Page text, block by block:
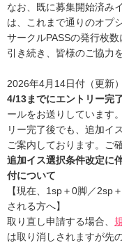
なお、既に募集開始済み
は、これまで通りのオプ
サークルPASSの発行枚
引き続き、皆様のご協力
2026年4月14日付（更新）
4/13までにエントリー完
ールをお送りしています
リー完了後でも、追加イ
ご案内しております。ご
追加イス選択条件改定に
付について
【現在、1sp＋0脚／2sp
される方へ】
取り直し申請する場合、
は取り消しされますが先